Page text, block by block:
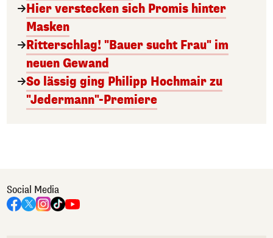
Hier verstecken sich Promis hinter
Masken
Ritterschlag! "Bauer sucht Frau" im
neuen Gewand
So lässig ging Philipp Hochmair zu
"Jedermann"-Premiere
Social Media